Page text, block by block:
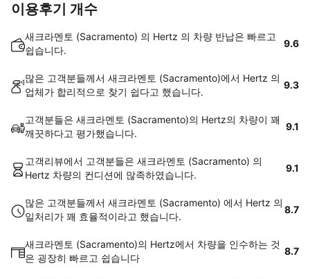
이용후기 개수
새크라멘토 (Sacramento) 의 Hertz 의 차량 반납은 빠르고
쉽습니다.
9.6
많은 고객분들께서 새크라멘토 (Sacramento)에서 Hertz 의
업체가 합리적으로 찾기 쉽다고 했습니다.
9.3
고객분들은 새크라멘토 (Sacramento)의 Hertz의 차량이 꽤
깨끗하다고 평가했습니다.
9.1
고객리뷰에서 고객분들은 새크라멘토 (Sacramento) 의
Hertz 차량의 컨디션에 많족하였습니다.
9.1
많은 고객분들께서 새크라멘토 (Sacramento) 에서 Hertz 의
일처리가 꽤 효율적이라고 했습니다.
8.7
새크라멘토 (Sacramento)의 Hertz에서 차량을 인수하는 것
은 굉장히 빠르고 쉽습니다
8.7